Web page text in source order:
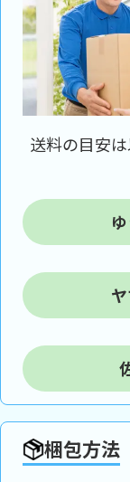
送料の目安
梱包方法